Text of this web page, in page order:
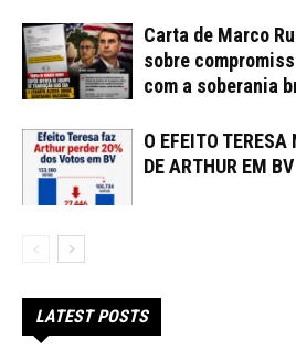
Carta de Marco
sobre
com a soberania
O EFEITO TERESA
DE ARTHUR EM BV
LATEST POSTS